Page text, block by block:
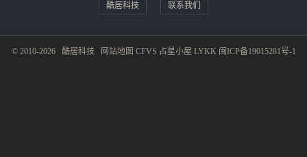
酷居科技 联系我们
© 2010-2026 酷居科技 网站地图 CFVS 占星小屋 LYKK 闽ICP备19015281号-1